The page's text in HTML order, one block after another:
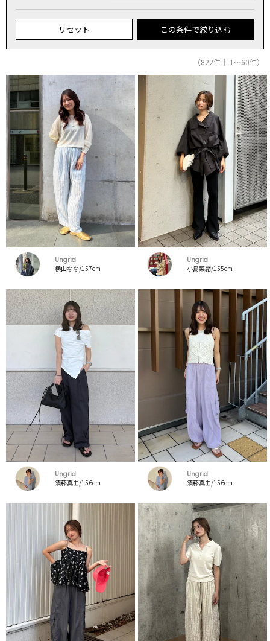
リセット この条件で絞り込む
（822件｜ 1～60件）
Ungrid
横山なな/157cm
Ungrid
小島菜緒/155cm
Ungrid
須藤真由/156cm
Ungrid
須藤真由/156cm